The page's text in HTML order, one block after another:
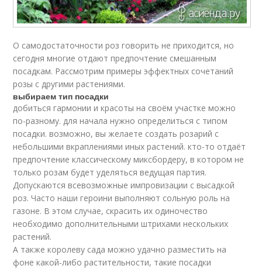
О самодостаточности роз говорить не приходится, но
сегодня многие отдают предпочтение смешанным
посадкам. Рассмотрим примеры эффектных сочетаний
розы с другими растениями.
выбираем тип посадки
добиться гармонии и красоты на своём участке можно
по-разному. для начала нужно определиться с типом
посадки. возможно, вы желаете создать розарий с
небольшими вкраплениями иных растений. кто-то отдаёт
предпочтение классическому миксбордеру, в котором не
только розам будет уделяться ведущая партия.
Допускаются всевозможные импровизации с высадкой
роз. Часто наши героини выполняют сольную роль на
газоне. В этом случае, скрасить их одиночество
необходимо дополнительными штрихами нескольких
растений.
А также королеву сада можно удачно разместить на
фоне какой-либо растительности, такие посадки